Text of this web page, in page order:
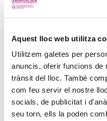
Aquest lloc web utilitza
Utilitzem galetes per
anuncis, oferir funcions
trànsit del lloc. També
com feu servir el nostre
socials, de publicitat i
seu torn, ells la poden